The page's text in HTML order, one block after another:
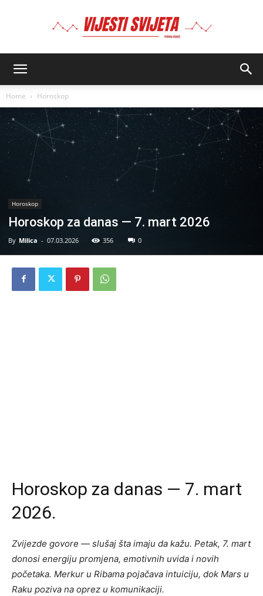
Home
Horoskop
Horoskop
Horoskop za danas — 7. mart 2026
By Milica - 07.03.2026 356 0
Horoskop za danas — 7. mart
2026.
Zvijezde govore — slušaj šta imaju da kažu. Petak, 7. mart
donosi energiju promjena, emotivnih uvida i novih
početaka. Merkur u Ribama pojačava intuiciju, dok Mars u
Raku poziva na oprez u komunikaciji.